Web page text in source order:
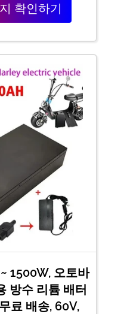
확인하기
1500W, 오토바
방수 리튬 배터
료 배송, 60V,